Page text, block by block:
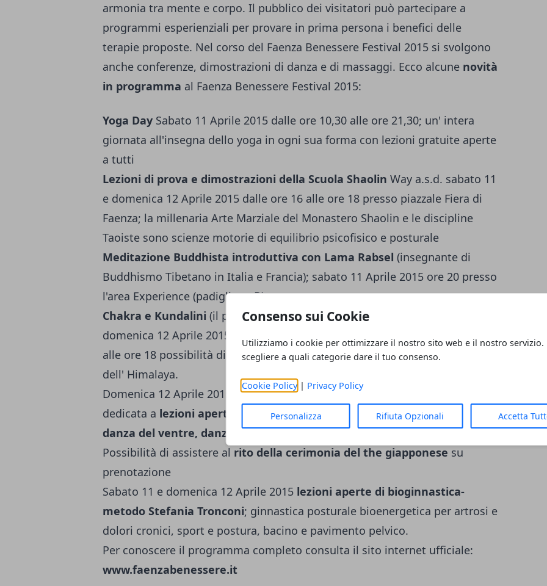
Consenso sui Cookie
Utilizziamo i cookie per ottimizzare il nostro sito web e il nostro servizio.
scegliere a quali categorie dare il tuo consenso.
Cookie Policy| Privacy Policy
Personalizza Rifiuta Opzionali Accetta
armonia tra mente e corpo. Il pubblico dei visitatori può partecipare a
programmi esperienziali per provare in prima persona i benefici delle
terapie proposte. Nel corso del Faenza Benessere Festival 2015 si svolgono
anche conferenze, dimostrazioni di danza e di massaggi. Ecco alcune novità
in programma al Faenza Benessere Festival 2015:
Yoga Day Sabato 11 Aprile 2015 dalle ore 10,30 alle ore 21,30; un' intera
giornata all'insegna dello yoga in ogni sua forma con lezioni gratuite aperte
a tutti
Lezioni di prova e dimostrazioni della Scuola Shaolin Way a.s.d. sabato 11
e domenica 12 Aprile 2015 dalle ore 16 alle ore 18 presso piazzale Fiera di
Faenza; la millenaria Arte Marziale del Monastero Shaolin e le discipline
Taoiste sono scienze motorie di equilibrio psicofisico e posturale
Meditazione Buddhista introduttiva con Lama Rabsel (insegnante di
Buddhismo Tibetano in Italia e Francia); sabato 11 Aprile 2015 ore 20 presso
l'area Experience (padiglione B)
Chakra e Kundalini (il potere dell'energia vitale)con Giorgio Cerquetti
domenica 12 Aprile 2015; alle ore 15,30 conferenza presso la Sala Zanelli e
alle ore 18 possibilità di partecipare ad una meditazione: ascolto dei mantra
dell' Himalaya.
Domenica 12 Aprile 2015 dalle ore 10,30 alle ore 17,30 un'intera giornata
dedicata a lezioni aperte
ed esibizioni con le migliori Maestre e Scuole di
danza del ventre, danza orientale, tribal e fusion
Possibilità di assistere al rito della cerimonia del the giapponese su
prenotazione
Sabato 11 e domenica 12 Aprile 2015 lezioni aperte di bioginnastica-
metodo Stefania Tronconi; ginnastica posturale bioenergetica per artrosi e
dolori cronici, sport e postura, bacino e pavimento pelvico.
Per conoscere il programma completo consulta il sito internet ufficiale:
www.faenzabenessere.it